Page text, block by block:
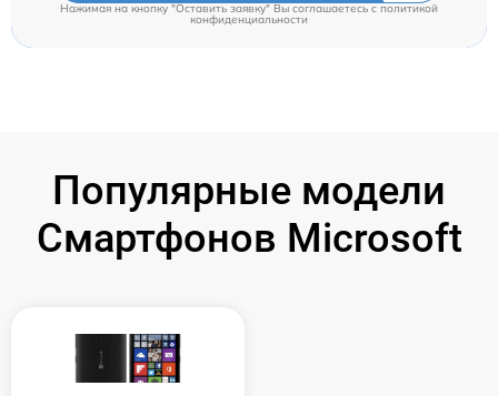
Нажимая на кнопку "Оставить заявку" Вы соглашаетесь c политикой
конфиденциальности
Популярные модели
Смартфонов Microsoft